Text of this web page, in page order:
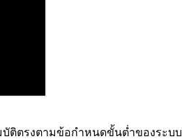
ตรงตามข้อกำหนดขั้นต่ำของระบบ